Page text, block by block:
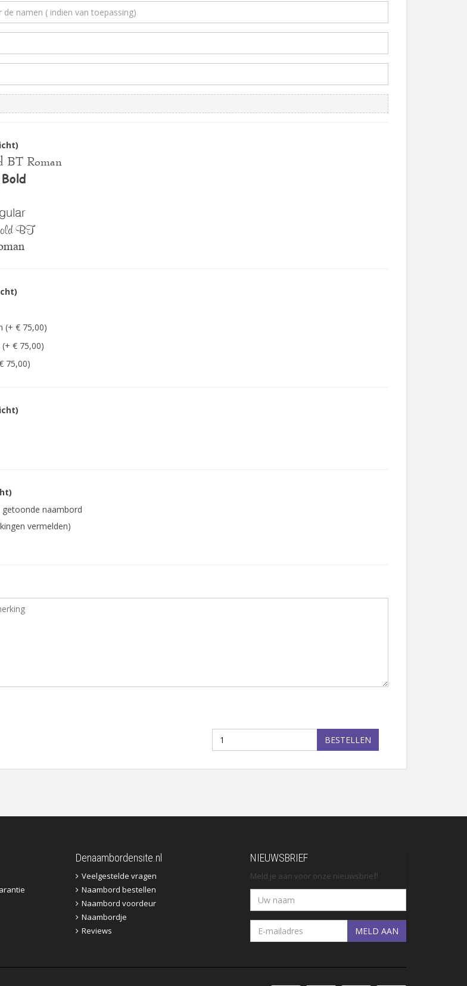
BT Roman
BT
(+ € 75,00)
€ 75,00)
75,00)
naambord
vermelden)
BESTELLEN
Denaambordensite.nl
Veelgestelde vragen
Naambord bestellen
Naambord voordeur
Naambordje
Reviews
NIEUWSBRIEF
Meld je aan voor onze nieuwsbrief!
MELD AAN